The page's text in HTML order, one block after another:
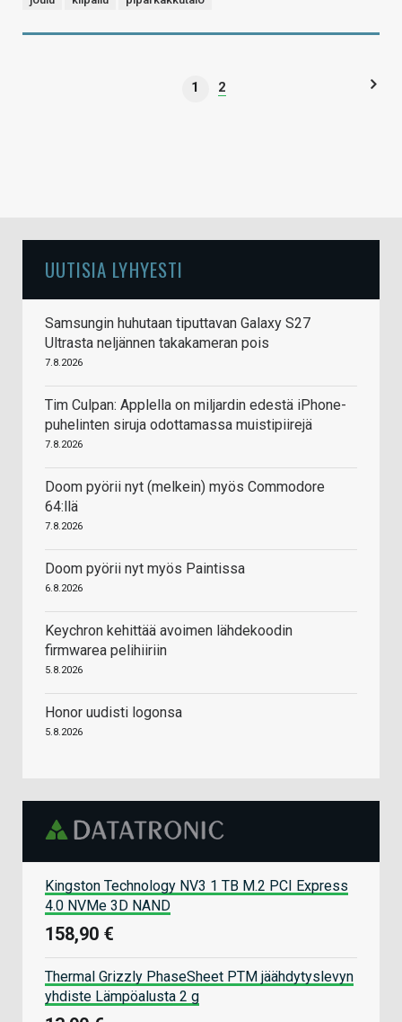
1 2
UUTISIA LYHYESTI
Samsungin huhutaan tiputtavan Galaxy S27
Ultrasta neljännen takakameran pois
7.8.2026
Tim Culpan: Applella on miljardin edestä iPhone-
puhelinten siruja odottamassa muistipiirejä
7.8.2026
Doom pyörii nyt (melkein) myös Commodore
64:llä
7.8.2026
Doom pyörii nyt myös Paintissa
6.8.2026
Keychron kehittää avoimen lähdekoodin
firmwarea pelihiiriin
5.8.2026
Honor uudisti logonsa
5.8.2026
Kingston Technology NV3 1 TB M.2 PCI Express
4.0 NVMe 3D NAND
158,90 €
Thermal Grizzly PhaseSheet PTM jäähdytyslevyn
yhdiste Lämpöalusta 2 g